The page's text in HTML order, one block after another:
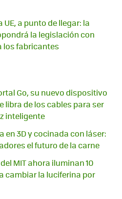
a punto de llegar: la
la legislación con
los fabricantes
Go, su nuevo dispositivo
libra de los cables para ser
inteligente
en 3D y cocinada con láser:
el futuro de la carne
MIT ahora iluminan 10
cambiar la luciferina por